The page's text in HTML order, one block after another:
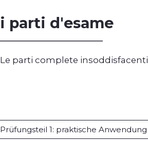
i parti d'esame
Le parti complete
Prüfungsteil 1: praktische